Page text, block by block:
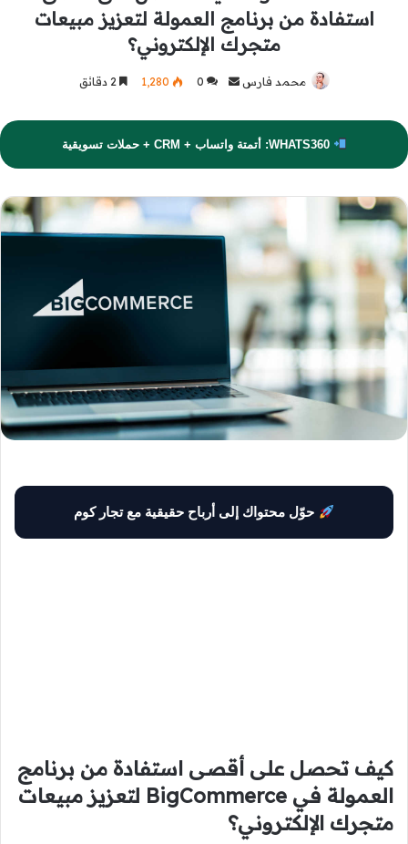
استفادة من برنامج العمولة لتعزيز مبيعات
متجرك الإلكتروني؟
محمد فارس
أرسل
إلكترونيا
0 1٬280
WHATS360: أتمتة واتساب + CRM + حملات تسويقية
حوّل محتواك إلى أرباح حقيقية مع تجار كوم
كيف تحصل على أقصى استفادة من برنامج
العمولة في BigCommerce لتعزيز مبيعات
متجرك الإلكتروني؟